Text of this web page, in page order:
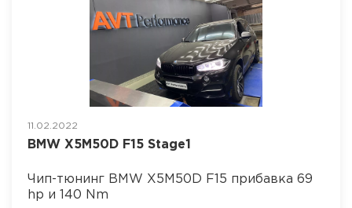
11.02.2022
BMW X5M50D F15 Stage1
Чип-тюнинг BMW X5M50D F15 прибавка 69
hp и 140 Nm